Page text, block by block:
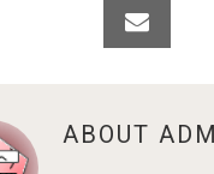
ABOUT